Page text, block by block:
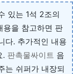
있는 1석 2조의
용을 참고하면 판
다. 추가적인 내용
. 판촉물싸이트 음
는 쉬퍼가 내장되